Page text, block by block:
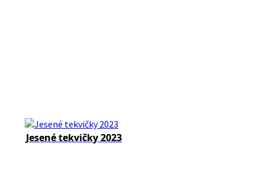
Jesené tekvičky 2023